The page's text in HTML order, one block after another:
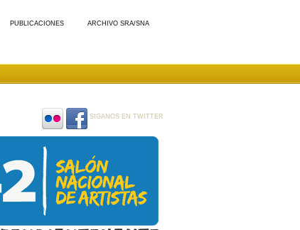
PUBLICACIONES ARCHIVO SRA/SNA
SIGANOS EN TWITTER
SIGANOS
FACEBOOK
SIGANOS
EN
FLICKR